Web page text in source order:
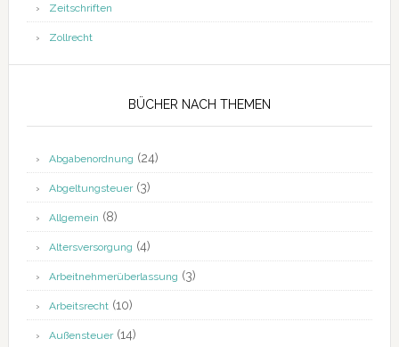
Zeitschriften
Zollrecht
BÜCHER NACH THEMEN
Abgabenordnung (24)
Abgeltungsteuer(3)
Allgemein (8)
Altersversorgung (4)
Arbeitnehmerüberlassung (3)
Arbeitsrecht(10)
Außensteuer(14)